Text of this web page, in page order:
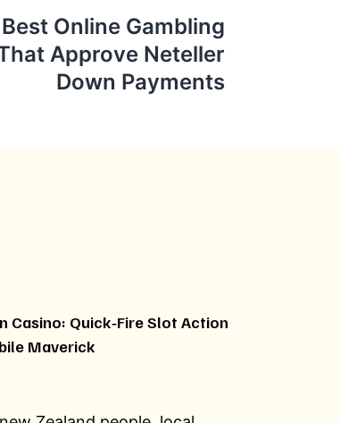
Online Gambling
Approve Neteller
Down Payments
Casino: Quick‑Fire Slot Action
Maverick